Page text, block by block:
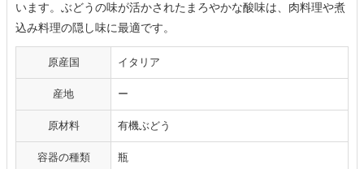
います。ぶどうの味が活かされたまろやかな酸味は、肉料理や煮
込み料理の隠し味に最適です。
原産国 イタリア
産地 ー
原材料 有機ぶどう
容器の種類 瓶